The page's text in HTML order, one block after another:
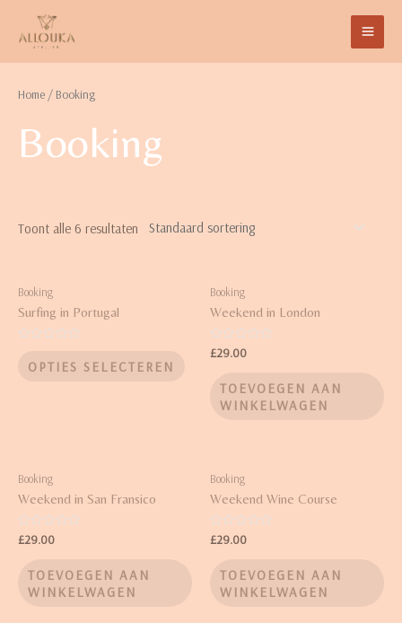
Home / Booking
Booking
Toont alle 6 resultaten
Booking
Surfing in Portugal
uitOPTIES SELECTEREN
Booking
Weekend in London
Waardering
0
£29.00
TOEVOEGEN AAN
WINKELWAGEN
Booking
Weekend in San Fransico
Waardering
0
£29.00
TOEVOEGEN AAN
WINKELWAGEN
Booking
Weekend Wine Course
Waardering
0
£29.00
TOEVOEGEN AAN
WINKELWAGEN